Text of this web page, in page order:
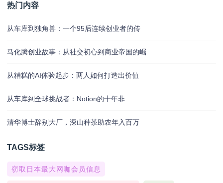
热门内容
从车库到独角兽：一个95后连续创业者的传
马化腾创业故事：从社交初心到商业帝国的崛
从糟糕的AI体验起步：两人如何打造出价值
从车库到全球挑战者：Notion的十年非
清华博士辞别大厂，深山种茶助农年入百万
TAGS标签
窃取日本最大网咖会员信息